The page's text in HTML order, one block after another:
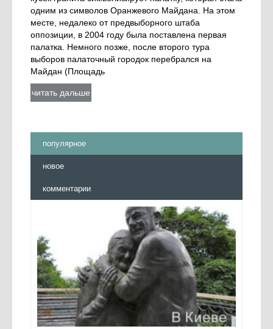
одним из символов Оранжевого Майдана. На этом
месте, недалеко от предвыборного штаба
оппозиции, в 2004 году была поставлена первая
палатка. Немного позже, после второго тура
выборов палаточный городок перебрался на
Майдан (Площадь
читать дальше
популярное
новое
комментарии